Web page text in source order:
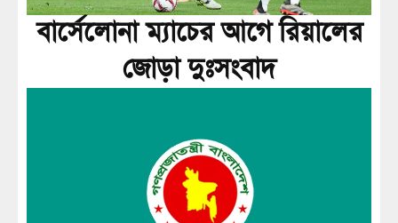
বার্সেলোনা ম্যাচের আগে রিয়ালের
জোড়া দুঃসংবাদ